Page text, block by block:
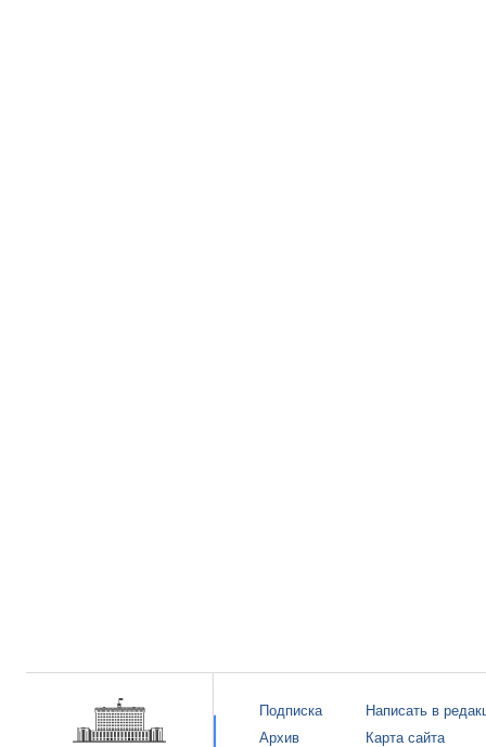
Подписка
Архив
Написать в
Карта сайта